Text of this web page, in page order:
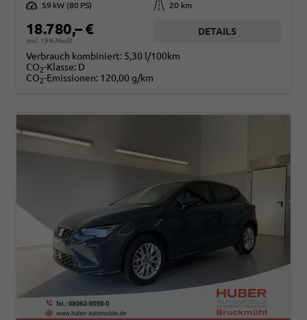
Leistung
59 kW (80 PS) Kilometerstand 20 km
18.780,– €
incl. 19% MwSt.
DETAILS
Verbrauch kombiniert: 5,30 l/100km
CO2-Klasse: D
CO2-Emissionen: 120,00 g/km